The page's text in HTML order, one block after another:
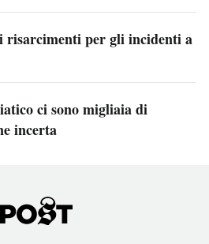
risarcimenti per gli incidenti a
ci sono migliaia di
incerta